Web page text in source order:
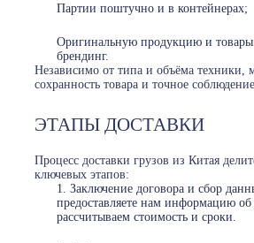
Партии поштучно и в контейнерах;
Оригинальную продукцию и
брендинг.
Независимо от типа и объёма техники,
сохранность товара и точное
ЭТАПЫ ДОСТАВКИ
Процесс доставки грузов из Китая
ключевых этапов:
Заключение договора и сбор
предоставляете нам информацию
рассчитываем стоимость и сроки.